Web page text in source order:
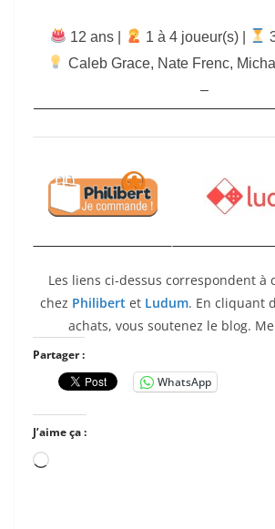
12 ans | ‍ 1 à 4 joueur(s) |
Caleb Grace, Nate Frenc,
–
Les liens ci-dessus correspondent à
chez Philibert et Ludum. En cliquant
achats, vous soutenez le blog.
Partager :
WhatsApp
J’aime ça :
Chargement…